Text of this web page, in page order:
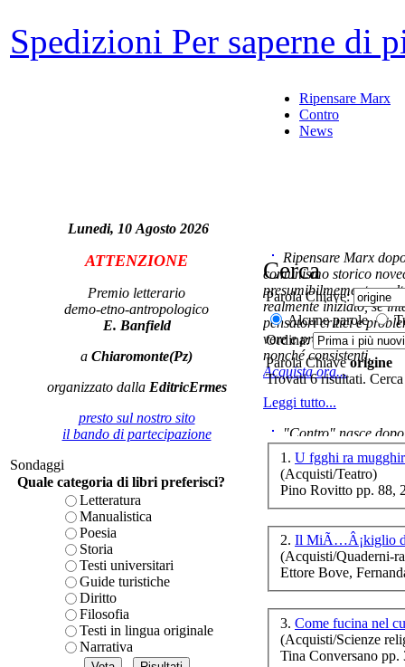
per
Spedizioni Per saperne di
Lunedi, 10 Agosto 2026
ATTENZIONE
Premio letterario
demo-etno-antropologico
E. Banfield
a Chiaromonte(Pz)
organizzato dalla EditricErmes
presto sul nostro sito
il bando di partecipazione
Sondaggi
Quale categoria di libri preferisci?
Letteratura
Manualistica
Poesia
Storia
Testi universitari
Guide turistiche
Diritto
Filosofia
Testi in lingua originale
Narrativa
Ripensare Marx
Contro
News
Ripensare Marx
comunismo storico
presumibilmemente
realmente iniziato, se
pensatori critici e
vere e proprie correnti
nonché consistenti.
Acquista ora...
Leggi tutto...
"Contro" nasce
cominciato con la
ripensaremarx. i saggi
questa collaborazione
è teorica, sempre però
presente fase.
Acquista ora...
A feed could not be
http://www.lastampa.it/
Cerca
Parola Chiave:
Alcune parole
Ordina:
Parola Chiaveorigine
Trovati 6 risultati.
1. U fgghi ra
(Acquisti/Teatro)
Pino Rovitto pp. 88,
2. Il MiÃ…Â¡kiglio
(Acquisti/Quaderni-
Ettore Bove,
3. Come fucina nel
(Acquisti/Scienze
Tina Conversano pp.